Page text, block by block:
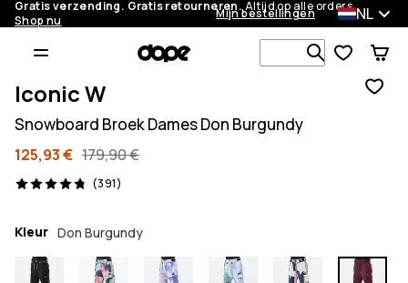
Gratis verzending. Gratis retourneren.Altijd op alle orders.
Shop nu
Mijn bestellingen NL
Zoek in 1
Iconic W
Snowboard Broek Dames Don Burgundy
125,93 € 179,90 €
(391)
391 beoordelingen, 4.8/5
Kleur Don Burgundy